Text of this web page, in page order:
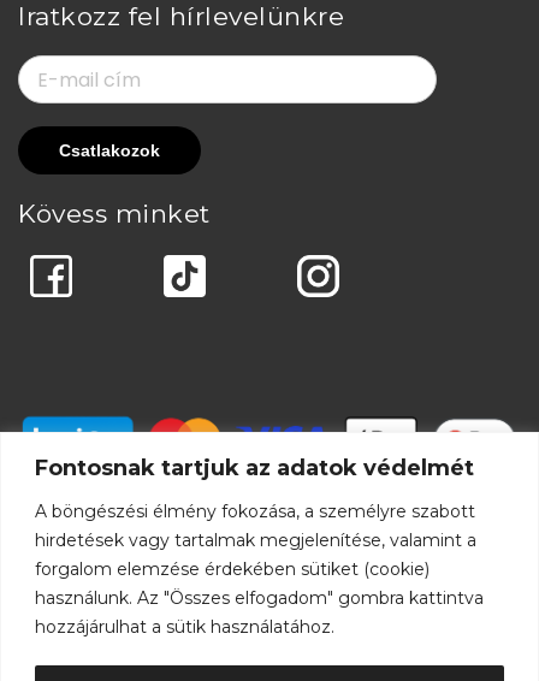
Fontosnak tartjuk az adatok védelmét
A böngészési élmény fokozása, a személyre szabott
hirdetések vagy tartalmak megjelenítése, valamint a
forgalom elemzése érdekében sütiket (cookie)
használunk. Az "Összes elfogadom" gombra kattintva
hozzájárulhat a sütik használatához.
Iratkozz fel hírlevelünkre
Kövess minket